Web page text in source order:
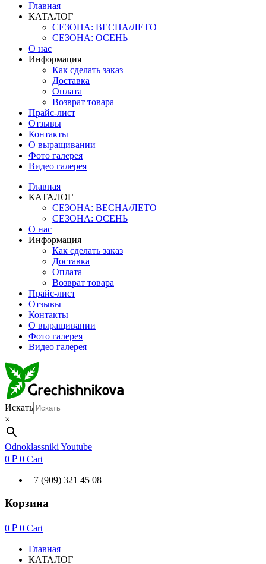
Главная
КАТАЛОГ
СЕЗОНА: ВЕСНА/ЛЕТО
СЕЗОНА: ОСЕНЬ
О нас
Информация
Как сделать заказ
Доставка
Оплата
Возврат товара
Прайс-лист
Отзывы
Контакты
О выращивании
Фото галерея
Видео галерея
Главная
КАТАЛОГ
СЕЗОНА: ВЕСНА/ЛЕТО
СЕЗОНА: ОСЕНЬ
О нас
Информация
Как сделать заказ
Доставка
Оплата
Возврат товара
Прайс-лист
Отзывы
Контакты
О выращивании
Фото галерея
Видео галерея
Искать
×
OdnoklassnikiYoutube
0 ₽ 0 Cart
+7 (909) 321 45 08
Корзина
0 ₽ 0 Cart
Главная
КАТАЛОГ